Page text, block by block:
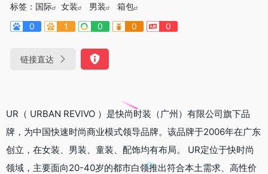
标签： 国际 女装 男装
箱包
0
1 0 0 0
链接直达
UR（ URBAN REVIVO ）是快尚时装（广州）有限公司旗下品
牌，为中国快速时尚商业模式领导品牌。该品牌于2006年在广东
创立，在女装、男装、童装、配饰均有布局。 UR定位于快时尚
领域，主要面向20-40岁的都市白领推出符合本土需求、高性价